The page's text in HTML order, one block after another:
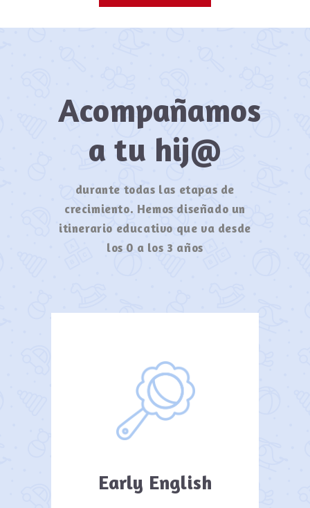
Acompañamos
a tu hij@
durante todas las etapas de
crecimiento. Hemos diseñado un
itinerario educativo que va desde
los 0 a los 3 años
Early English